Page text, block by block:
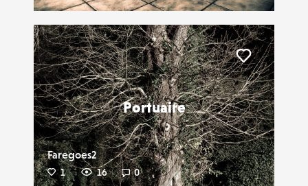
Portuaire
Faregoes2
1 16 0
Liker